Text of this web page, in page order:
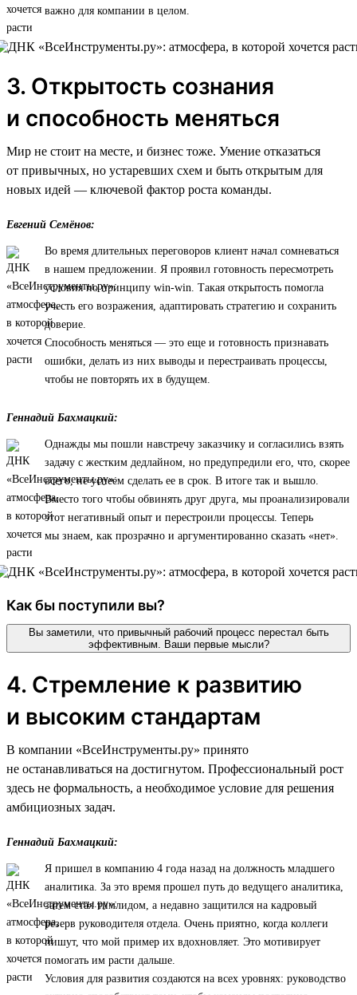
важно для компании в целом.
3. Открытость сознания
и способность меняться
Мир не стоит на месте, и бизнес тоже. Умение отказаться
от привычных, но устаревших схем и быть открытым для
новых идей — ключевой фактор роста команды.
Евгений Семёнов:
Во время длительных переговоров клиент начал сомневаться
в нашем предложении. Я проявил готовность пересмотреть
условия по принципу win-win. Такая открытость помогла
учесть его возражения, адаптировать стратегию и сохранить
доверие.
Способность меняться — это еще и готовность признавать
ошибки, делать из них выводы и перестраивать процессы,
чтобы не повторять их в будущем.
Геннадий Бахмацкий:
Однажды мы пошли навстречу заказчику и согласились взять
задачу с жестким дедлайном, но предупредили его, что, скорее
всего, не успеем сделать ее в срок. В итоге так и вышло.
Вместо того чтобы обвинять друг друга, мы проанализировали
этот негативный опыт и перестроили процессы. Теперь
мы знаем, как прозрачно и аргументированно сказать «нет».
Как бы поступили вы?
Вы заметили, что привычный рабочий процесс перестал быть
эффективным. Ваши первые мысли?
4. Стремление к развитию
и высоким стандартам
В компании «ВсеИнструменты.ру» принято
не останавливаться на достигнутом. Профессиональный рост
здесь не формальность, а необходимое условие для решения
амбициозных задач.
Геннадий Бахмацкий:
Я пришел в компанию 4 года назад на должность младшего
аналитика. За это время прошел путь до ведущего аналитика,
затем стал тимлидом, а недавно защитился на кадровый
резерв руководителя отдела. Очень приятно, когда коллеги
пишут, что мой пример их вдохновляет. Это мотивирует
помогать им расти дальше.
Условия для развития создаются на всех уровнях: руководство